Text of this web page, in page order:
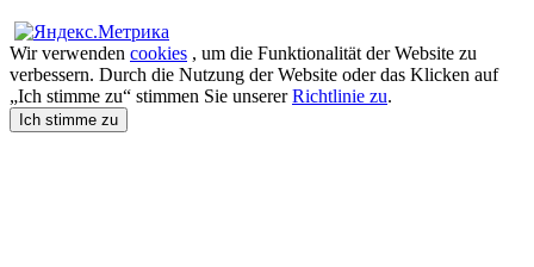
Wir verwenden cookies , um die Funktionalität der Website zu
verbessern. Durch die Nutzung der Website oder das Klicken auf
„Ich stimme zu“ stimmen Sie unsererRichtlinie zu.
Ich stimme zu